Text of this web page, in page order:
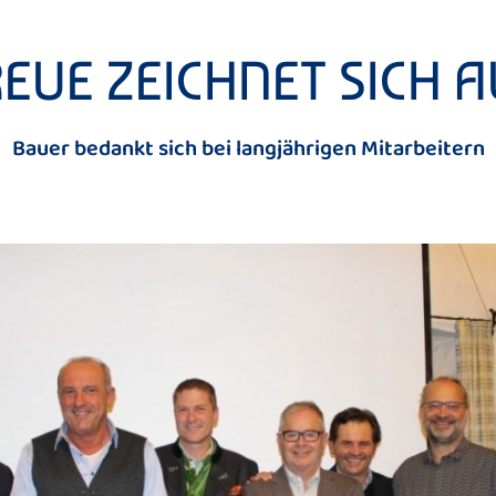
ZEICHNET SICH
Bauer bedankt sich bei langjährigen Mitarbeitern